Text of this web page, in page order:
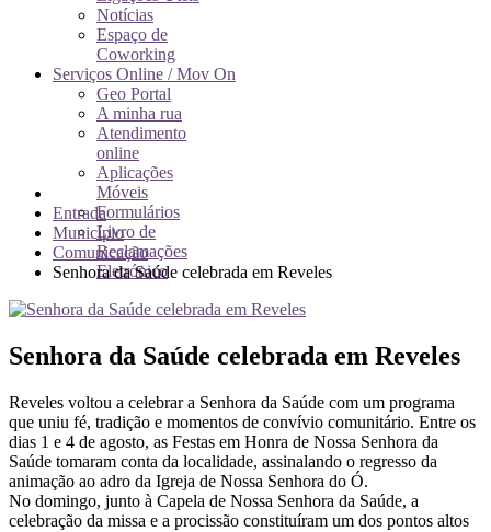
Notícias
Espaço de
Coworking
Serviços Online / Mov On
Geo Portal
A minha rua
Atendimento
online
Aplicações
Móveis
Formulários
Livro de
Reclamações
Eletrónico
Entrada
Município
Comunicação
Senhora da Saúde celebrada em Reveles
Senhora da Saúde celebrada em Reveles
Reveles voltou a celebrar a Senhora da Saúde com um programa
que uniu fé, tradição e momentos de convívio comunitário. Entre os
dias 1 e 4 de agosto, as Festas em Honra de Nossa Senhora da
Saúde tomaram conta da localidade, assinalando o regresso da
animação ao adro da Igreja de Nossa Senhora do Ó.
No domingo, junto à Capela de Nossa Senhora da Saúde, a
celebração da missa e a procissão constituíram um dos pontos altos